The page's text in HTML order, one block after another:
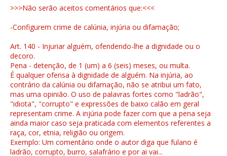
>>>Não serão aceitos comentários que:<<<
-Configurem crime de calúnia, injúria ou difamação;
Art. 140 - Injuriar alguém, ofendendo-lhe a dignidade ou o
decoro.
Pena - detenção, de 1 (um) a 6 (seis) meses, ou multa.
É qualquer ofensa à dignidade de alguém. Na injúria, ao
contrário da calúnia ou difamação, não se atribui um fato,
mas uma opinião. O uso de palavras fortes como "ladrão",
"idiota", "corrupto" e expressões de baixo calão em geral
representam crime. A injúria pode fazer com que a pena seja
ainda maior caso seja praticada com elementos referentes a
raça, cor, etnia, religião ou origem.
Exemplo: Um comentário onde o autor diga que fulano é
ladrão, corrupto, burro, salafrário e por ai vai...